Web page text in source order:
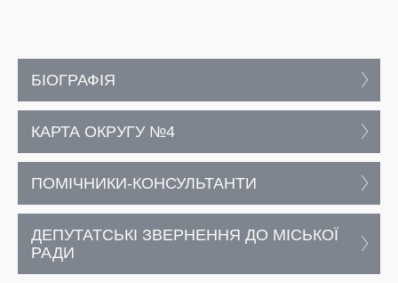
БІОГРАФІЯ
КАРТА ОКРУГУ №4
ПОМІЧНИКИ-КОНСУЛЬТАНТИ
ДЕПУТАТСЬКІ ЗВЕРНЕННЯ ДО МІСЬКОЇ
РАДИ